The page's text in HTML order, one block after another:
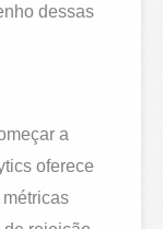
dessas
a
oferece